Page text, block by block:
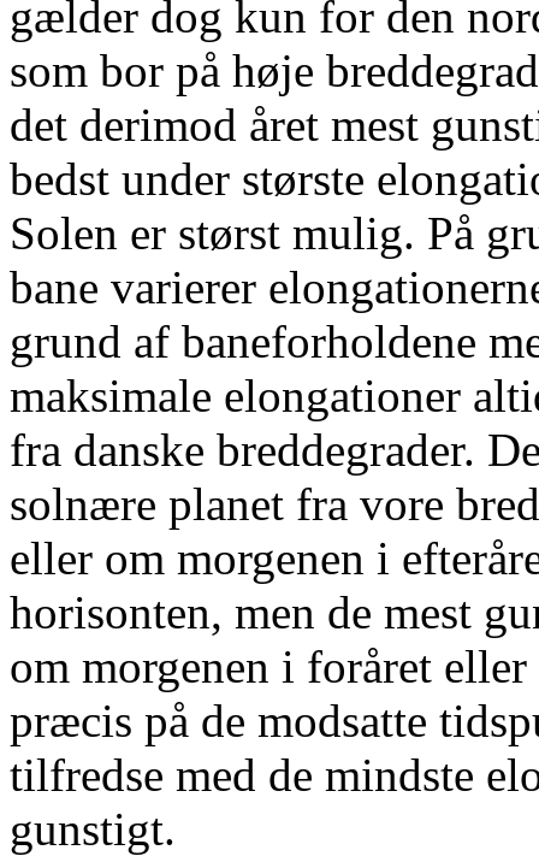
gælder dog kun for den
som bor på høje
det derimod året mest
bedst under største
Solen er størst mulig. På
bane varierer
grund af baneforholdene
maksimale elongationer
fra danske breddegrader.
solnære planet fra vore
eller om morgenen i
horisonten, men de mest
om morgenen i foråret
præcis på de modsatte
tilfredse med de mindste
gunstigt.